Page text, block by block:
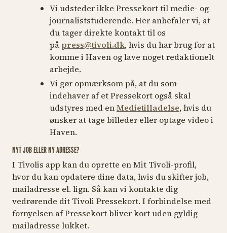
Vi udsteder ikke Pressekort til medie- og
journaliststuderende. Her anbefaler vi, at
du tager direkte kontakt til os
på press@tivoli.dk, hvis du har brug for at
komme i Haven og lave noget redaktionelt
arbejde.
Vi gør opmærksom på, at du som
indehaver af et Pressekort også skal
udstyres med enMedietilladelse, hvis du
ønsker at tage billeder eller optage video i
Haven.
NYT JOB ELLER NY ADRESSE?
I Tivolis app kan du oprette en Mit Tivoli-profil,
hvor du kan opdatere dine data, hvis du skifter job,
mailadresse el. lign. Så kan vi kontakte dig
vedrørende dit Tivoli Pressekort. I forbindelse med
fornyelsen af Pressekort bliver kort uden gyldig
mailadresse lukket.